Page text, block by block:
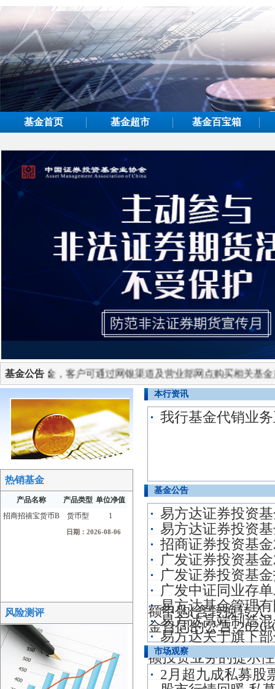
基金首页 基金超市 基金百宝箱
基金公告：
质基金，客户可通过网银渠道及营业部网点购买相关基金产
热销基金
产品名称 产品类型 单位净值
招商招禧宝货币B
货币型 1
日期：2026-08-06
风险测评
本行资讯
我行基金代销业
基金公告
易方达证券投资
易方达证券投资
招商证券投资基
广发证券投资基
广发证券投资基
广发中证同业存
额申购(含转换转入
易方达基金管理
金合同的公告-2026-
易方达高端制造
易方达关于旗下
额投资业务的提示
市场观察
2月超九成私募股